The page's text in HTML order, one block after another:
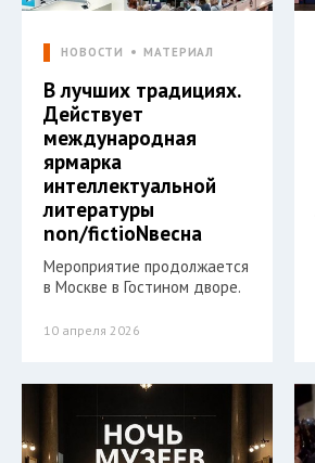
НОВОСТИ МАТЕРИАЛ
В лучших традициях.
Действует
международная
ярмарка
интеллектуальной
литературы
non/fictioNвесна
Мероприятие продолжается
в Москве в Гостином дворе.
10 апреля 2026